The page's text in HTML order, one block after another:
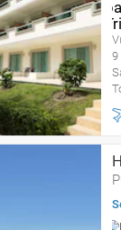
9